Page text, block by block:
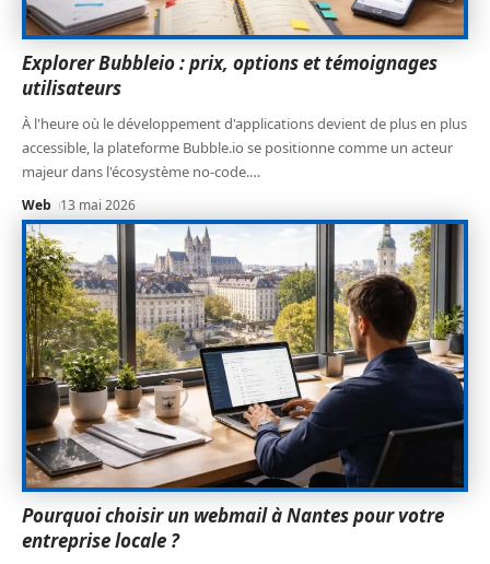
Explorer Bubbleio : prix, options et témoignages
utilisateurs
À l'heure où le développement d'applications devient de plus en plus
accessible, la plateforme Bubble.io se positionne comme un acteur
majeur dans l'écosystème no-code.…
Web 13 mai 2026
Pourquoi choisir un webmail à Nantes pour votre
entreprise locale ?